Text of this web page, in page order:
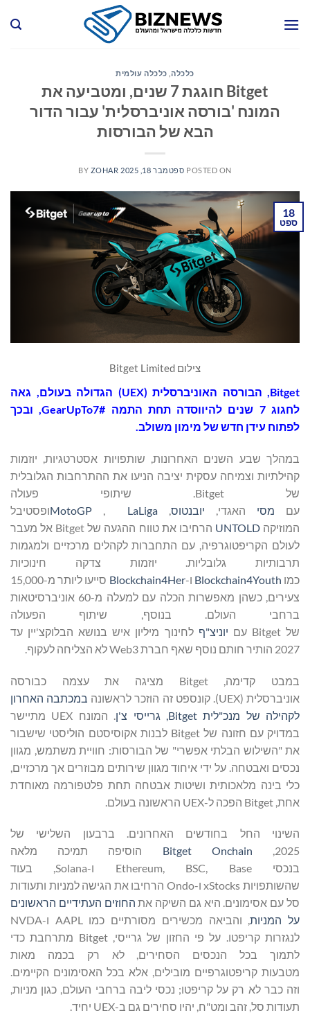
כלכלה, כלכלה עולמית
Bitget חוגגת 7 שנים, ומטביעה את
המונח 'בורסה אוניברסלית' עבור הדור
הבא של הבורסות
POSTED ON ספטמבר 18, 2025 BY ZOHAR
18
ספט
צילום Bitget Limited
Bitget
, הבורסה האוניברסלית (UEX) הגדולה בעולם, גאה
לחגוג 7 שנים להיווסדה תחת התמה #GearUpTo7, ובכך
לפתוח עידן חדש של מימון משולב.
במהלך שבע השנים האחרונות, שותפויות אסטרטגיות, יוזמות
קהילתיות וצמיחה עסקית יציבה הניעו את ההתרחבות הגלובלית
של Bitget. שיתופי פעולה
עם מסי האגדי, יובנטוס,
MotoGP , LaLiga
ופסטיבל
המוזיקהUNTOLD
הרחיבו את טווח ההגעה של Bitget אל מעבר
לעולם הקריפטוגרפיה, עם התחברות לקהלים מרכזיים ולמגמות
תרבותיות גלובליות. יוזמות צדקה חינוכיות
כמו Blockchain4Youth ו-Blockchain4Her
סייעו ליותר מ-15,000
צעירים, כשהן מאפשרות הכלה עם למעלה מ-60 אוניברסיטאות
ברחבי העולם. בנוסף, שיתוף הפעולה
של Bitget עם
יוניצ"ף לחינוך מיליון איש בנושא הבלוקצ'יין עד
2027 הותיר חותם נוסף שאף חברת Web3 לא הצליחה לעקוף.
במבט קדימה, Bitget מציגה את עצמה כבורסה
אוניברסלית (UEX). קונספט זה הוזכר לראשונה
במכתבה האחרון
לקהילה של מנכ"לית Bitget, גרייסי צ'ן
. המונח UEX מתיישר
במדויק עם חזונה של Bitget לבנות אקוסיסטם הוליסטי שישבור
את "השילוש הבלתי אפשרי" של הבורסות: חוויית משתמש, מגוון
נכסים ואבטחה. על ידי איחוד מגוון שירותים מבוזרים אך מרכזיים,
כלי בינה מלאכותית ושיטות אבטחה תחת פלטפורמה מאוחדת
אחת, Bitget הפכה ל-UEX הראשונה בעולם.
השינוי החל בחודשים האחרונים. ברבעון השלישי של
2025,
Bitget Onchain הוסיפה תמיכה מלאה
בנכסי Ethereum, BSC, Base ו-Solana, בעוד
שהשותפויות xStocks ו-Ondo הרחיבו את הגישה למניות ותעודות
סל עם אסימונים. היא גם השיקה את החוזים העתידיים הראשונים
על המניות
, והביאה מכשירים מסורתיים כמו AAPL ו-NVDA
לנגזרות קריפטו. על פי החזון של גרייסי, Bitget מתרחבת כדי
לתמוך בכל הנכסים הסחירים, לא רק בכמה מאות
מטבעות קריפטוגרפיים מובילים, אלא בכל האסימונים הקיימים.
וזה כבר לא רק על קריפטו; נכסי ליבה ברחבי העולם, כגון מניות,
תעודות סל, זהב ומט"ח, יהיו סחירים גם ב-UEX יחיד.